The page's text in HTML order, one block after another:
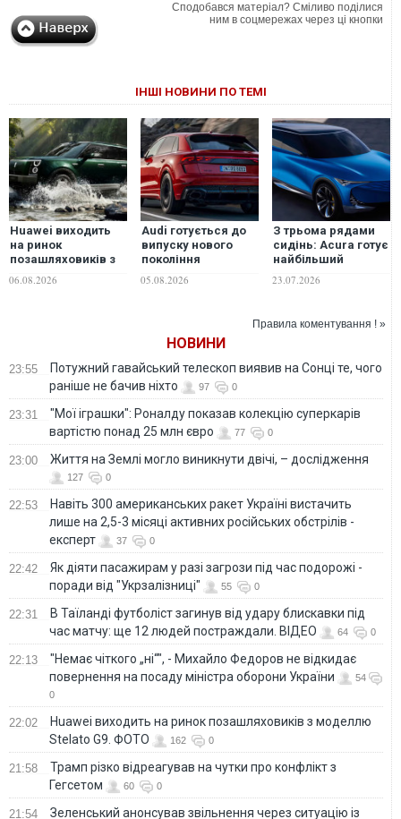
Сподобався матеріал? Сміливо поділися
ним в соцмережах через ці кнопки
ІНШІ НОВИНИ ПО ТЕМІ
Huawei виходить
на ринок
позашляховиків з
ФОТО
06.08.2026
Audi готується до
випуску нового
покоління
05.08.2026
З трьома рядами
сидінь: Acura готує
найбільший
бренду
23.07.2026
Правила коментування ! »
НОВИНИ
23:55
Потужний гавайський телескоп виявив на Сонці те, чого
раніше не бачив ніхто
97 0
23:31
"Мої іграшки": Роналду показав колекцію суперкарів
вартістю понад 25 млн євро
77 0
23:00 Життя на Землі могло виникнути двічі, – дослідження
127 0
22:53
Навіть 300 американських ракет Україні вистачить
лише на 2,5-3 місяці активних російських обстрілів -
експерт
37 0
22:42
Як діяти пасажирам у разі загрози під час подорожі -
поради від "Укрзалізниці"
55 0
22:31
В Таїланді футболіст загинув від удару блискавки під
час матчу: ще 12 людей постраждали. ВІДЕО
64 0
22:13
"Немає чіткого „ні“", - Михайло Федоров не відкидає
повернення на посаду міністра оборони України
54
0
22:02
Huawei виходить на ринок позашляховиків з моделлю
Stelato G9. ФОТО
162 0
21:58
Трамп різко відреагував на чутки про конфлікт з
Гегсетом
60 0
21:54 Зеленський анонсував звільнення через ситуацію із